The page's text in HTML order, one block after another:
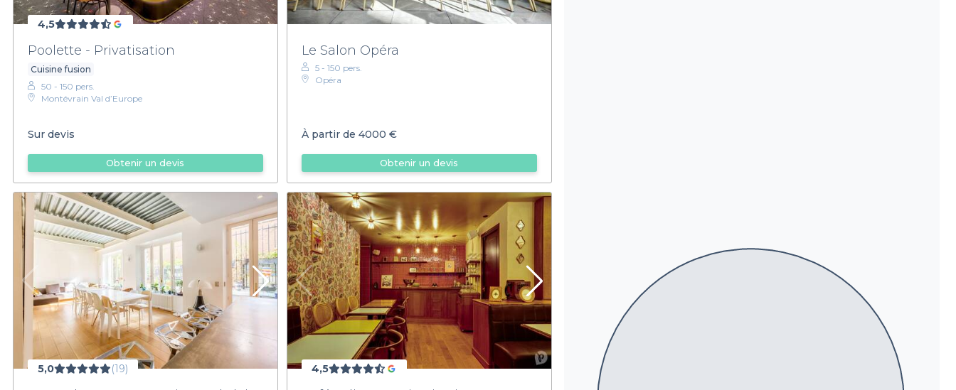
4,5
Poolette - Privatisation
Cuisine fusion
50 - 150 pers.
Montévrain Val d’Europe
Sur devis
Obtenir un devis
Le Salon Opéra
5 - 150 pers.
Opéra
À partir de 4000 €
Obtenir un devis
5,0 (19) 4,5